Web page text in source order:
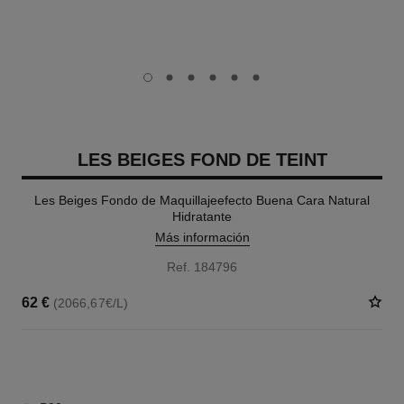
carousel dot
carousel dot
carousel dot
carousel dot
carousel dot
carousel dot
LES BEIGES FOND DE TEINT
Les Beiges Fondo de Maquillajeefecto Buena Cara Natural
Hidratante
Más información
Ref. 184796
62 € (2066,67€/L)